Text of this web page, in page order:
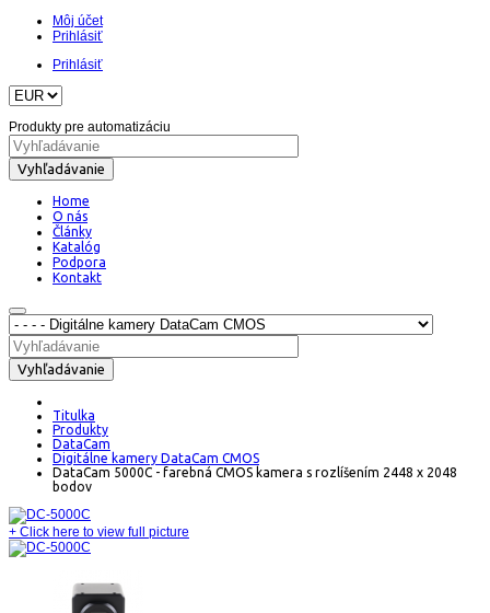
Môj účet
Prihlásiť
Prihlásiť
Produkty pre automatizáciu
Vyhľadávanie
Home
O nás
Články
Katalóg
Podpora
Kontakt
Vyhľadávanie
Titulka
Produkty
DataCam
Digitálne kamery DataCam CMOS
DataCam 5000C - farebná CMOS kamera s rozlíšením 2448 x 2048
bodov
+ Click here to view full picture